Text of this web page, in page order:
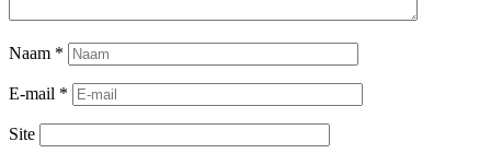
Naam *
E-mail *
Site